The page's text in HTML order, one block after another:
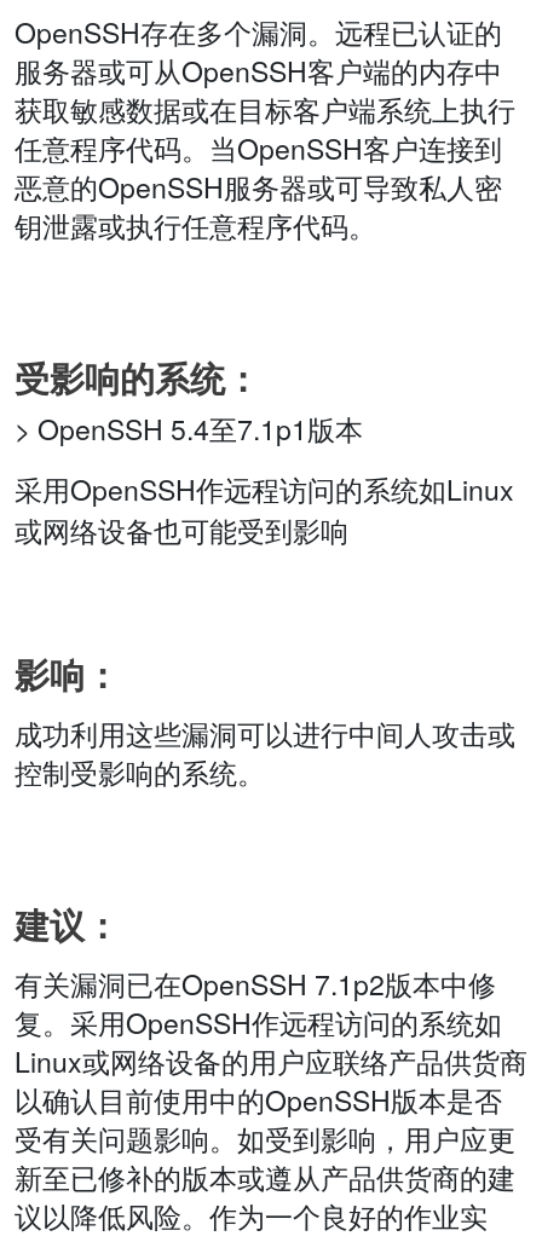
OpenSSH存在多个漏洞。远程已认证的
服务器或可从OpenSSH客户端的内存中
获取敏感数据或在目标客户端系统上执行
任意程序代码。当OpenSSH客户连接到
恶意的OpenSSH服务器或可导致私人密
钥泄露或执行任意程序代码。
受影响的系统：
> OpenSSH 5.4至7.1p1版本
采用OpenSSH作远程访问的系统如Linux
或网络设备也可能受到影响
影响：
成功利用这些漏洞可以进行中间人攻击或
控制受影响的系统。
建议：
有关漏洞已在OpenSSH 7.1p2版本中修
复。采用OpenSSH作远程访问的系统如
Linux或网络设备的用户应联络产品供货商
以确认目前使用中的OpenSSH版本是否
受有关问题影响。如受到影响，用户应更
新至已修补的版本或遵从产品供货商的建
议以降低风险。作为一个良好的作业实